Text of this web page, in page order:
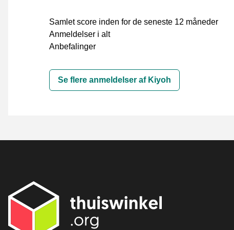
Samlet score inden for de seneste 12 måneder
Anmeldelser i alt
Anbefalinger
Se flere anmeldelser af Kiyoh